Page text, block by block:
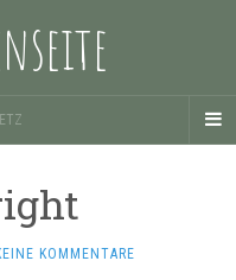
KOMMENTARE